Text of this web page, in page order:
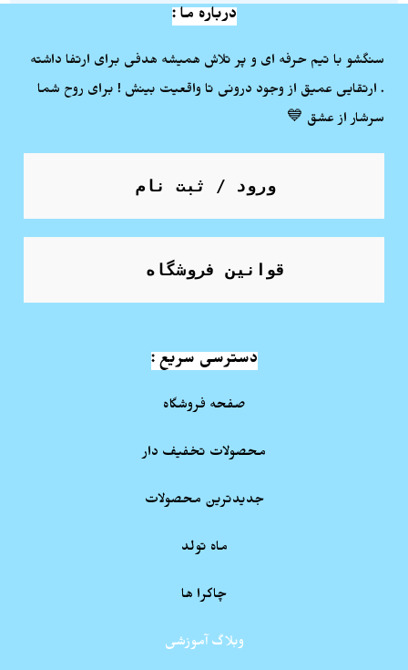
درباره ما :
سنگشو با تیم حرفه ای و پر تلاش همیشه هدفی برای ارتفا داشته
. ارتقایی عمیق از وجود درونی تا واقعیت بینش ! برای روح شما
سرشار از عشق 💙
ورود / ثبت نام
قوانین فروشگاه
دسترسی سریع :
صفحه فروشگاه
محصولات تخفیف دار
جدیدترین محصولات
ماه تولد
چاکرا ها
وبلاگ آموزشی